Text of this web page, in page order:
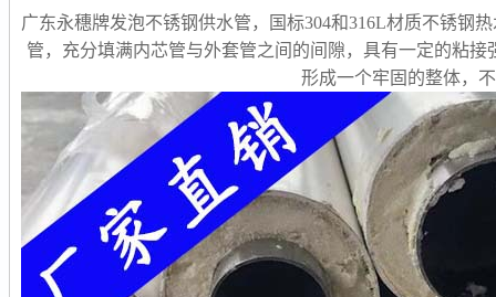
广东永穗牌发泡不锈钢供水管，国标304和316L材质不锈钢
管，充分填满内芯管与外套管之间的间隙，具有一定的粘
形成一个牢固的整体，